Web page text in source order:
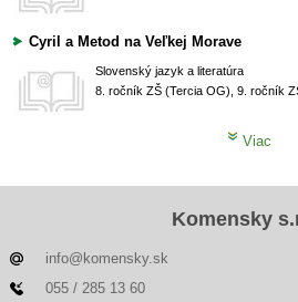
Cyril a Metod na Veľkej Morave
Slovenský jazyk a literatúra
8. ročník ZŠ (Tercia OG), 9. ročník
Viac
Komensky
info@komensky.sk
055 / 285 13 60